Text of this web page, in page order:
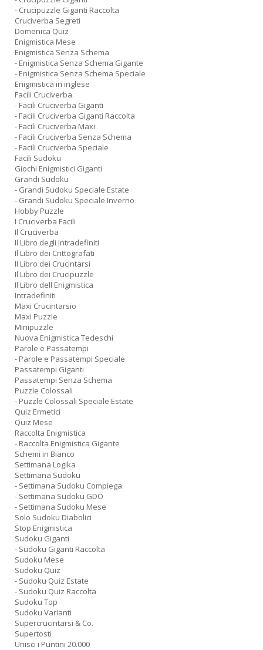
- Crucipuzzle Giganti Raccolta
Cruciverba Segreti
Domenica Quiz
Enigmistica Mese
Enigmistica Senza Schema
- Enigmistica Senza Schema Gigante
- Enigmistica Senza Schema Speciale
Enigmistica in inglese
Facili Cruciverba
- Facili Cruciverba Giganti
- Facili Cruciverba Giganti Raccolta
- Facili Cruciverba Maxi
- Facili Cruciverba Senza Schema
- Facili Cruciverba Speciale
Facili Sudoku
Giochi Enigmistici Giganti
Grandi Sudoku
- Grandi Sudoku Speciale Estate
- Grandi Sudoku Speciale Inverno
Hobby Puzzle
I Cruciverba Facili
Il Cruciverba
Il Libro degli Intradefiniti
Il Libro dei Crittografati
Il Libro dei Crucintarsi
Il Libro dei Crucipuzzle
Il Libro dell Enigmistica
Intradefiniti
Maxi Crucintarsio
Maxi Puzzle
Minipuzzle
Nuova Enigmistica Tedeschi
Parole e Passatempi
- Parole e Passatempi Speciale
Passatempi Giganti
Passatempi Senza Schema
Puzzle Colossali
- Puzzle Colossali Speciale Estate
Quiz Ermetici
Quiz Mese
Raccolta Enigmistica
- Raccolta Enigmistica Gigante
Schemi in Bianco
Settimana Logika
Settimana Sudoku
- Settimana Sudoku Compiega
- Settimana Sudoku GDO
- Settimana Sudoku Mese
Solo Sudoku Diabolici
Stop Enigmistica
Sudoku Giganti
- Sudoku Giganti Raccolta
Sudoku Mese
Sudoku Quiz
- Sudoku Quiz Estate
- Sudoku Quiz Raccolta
Sudoku Top
Sudoku Varianti
Supercrucintarsi & Co.
Supertosti
Unisci i Puntini 20.000